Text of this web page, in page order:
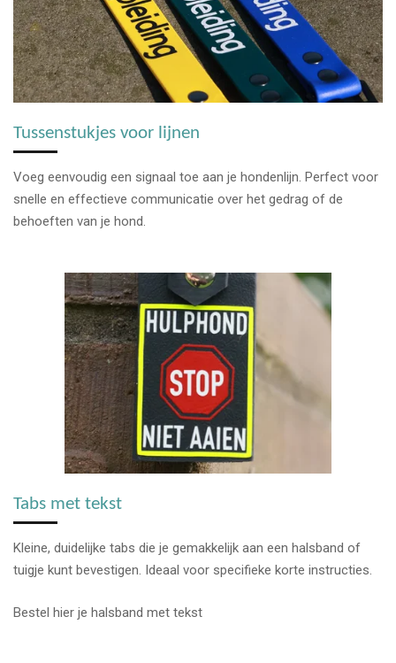
Tussenstukjes voor lijnen
Voeg eenvoudig een signaal toe aan je hondenlijn. Perfect voor
snelle en effectieve communicatie over het gedrag of de
behoeften van je hond.
Tabs met tekst
Kleine, duidelijke tabs die je gemakkelijk aan een halsband of
tuigje kunt bevestigen. Ideaal voor specifieke korte instructies.
Bestel hier je halsband met tekst